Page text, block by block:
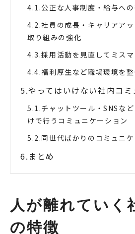
公正な人事制度・給与へ
社員の成長・キャリアア
取り組みの強化
採用活動を見直してミス
福利厚生など職場環境を
やってはいけない社内コ
チャットツール・SNSな
けで行うコミュニケーション
同世代ばかりのコミュニ
まとめ
人が離れていく
の特徴